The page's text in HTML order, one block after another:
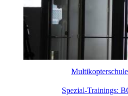
Spezial-Trainings: